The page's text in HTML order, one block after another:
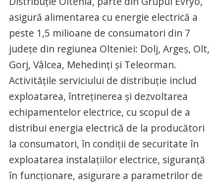
asigură alimentarea cu energie electrică a
peste 1,5 milioane de consumatori din 7
judeţe din regiunea Olteniei: Dolj, Argeş, Olt,
Gorj, Vâlcea, Mehedinţi şi Teleorman.
Activităţile serviciului de distribuţie includ
exploatarea, întreţinerea şi dezvoltarea
echipamentelor electrice, cu scopul de a
distribui energia electrică de la producători
la consumatori, în condiţii de securitate în
exploatarea instalaţiilor electrice, siguranţă
în funcţionare, asigurare a parametrilor de